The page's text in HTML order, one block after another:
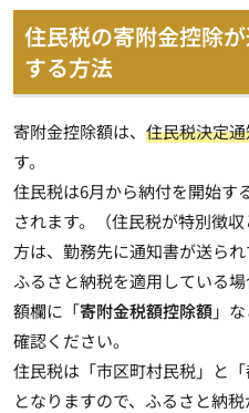
住民税の寄附金控除
する方法
寄附金控除額は、 住民税決定
す。
住民税は6月から納付を開始す
されます。（住民税が特別徴
方は、勤務先に通知書が送られ
ふるさと納税を適用している
額欄に「寄附金税額控除額」
確認ください。
住民税は「市区町村民税」と
となりますので、ふるさと納